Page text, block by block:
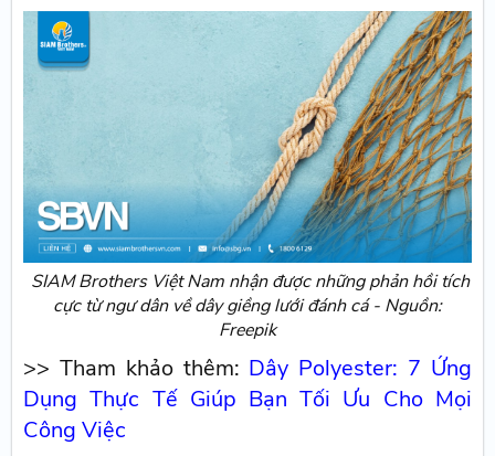
SIAM Brothers Việt Nam nhận được những ​phản hồi tích
cực từ ngư dân về dây giềng lưới đánh cá - Nguồn:
Freepik
>> Tham khảo thêm: Dây Polyester: 7 Ứng
Dụng Thực Tế Giúp Bạn Tối Ưu Cho Mọi
Công Việc